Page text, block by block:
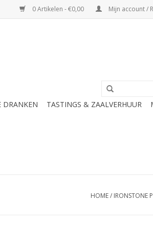
0 Artikelen - €0,00 Mijn account /
DRANKEN TASTINGS & ZAALVERHUUR
HOME/ IRONSTONE